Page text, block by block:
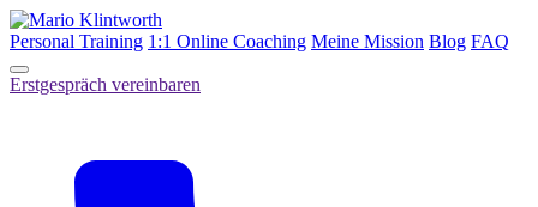
Personal Training 1:1 Online Coaching Meine Mission Blog FAQ
Erstgespräch vereinbaren